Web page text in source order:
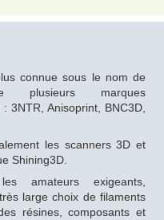
connue sous le nom de
plusieurs marques
3NTR, Anisoprint, BNC3D,
les scanners 3D et
Shining3D.
amateurs exigeants,
large choix de filaments
résines, composants et